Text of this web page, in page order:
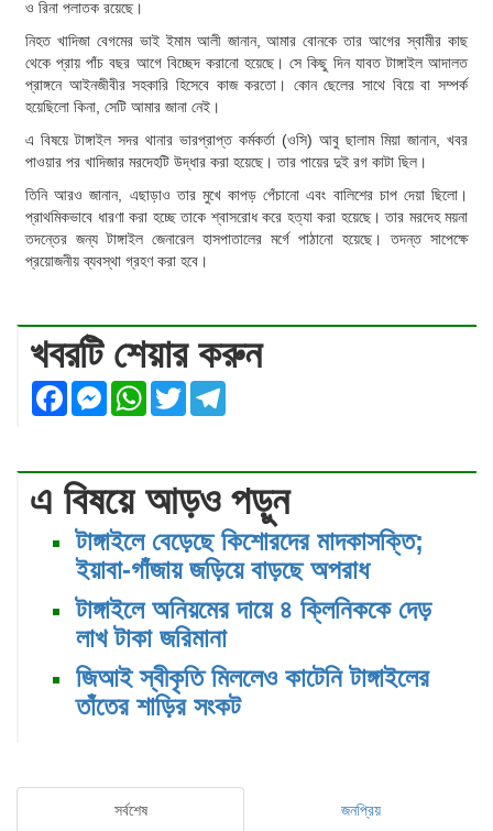
ও রিনা পলাতক রয়েছে।
নিহত খাদিজা বেগমের ভাই ইমাম আলী জানান, আমার বোনকে তার আগের স্বামীর কাছ
থেকে প্রায় পাঁচ বছর আগে বিচ্ছেদ করানো হয়েছে। সে কিছু দিন যাবত টাঙ্গাইল আদালত
প্রাঙ্গনে আইনজীবীর সহকারি হিসেবে কাজ করতো। কোন ছেলের সাথে বিয়ে বা সম্পর্ক
হয়েছিলো কিনা, সেটি আমার জানা নেই।
এ বিষয়ে টাঙ্গাইল সদর থানার ভারপ্রাপ্ত কর্মকর্তা (ওসি) আবু ছালাম মিয়া জানান, খবর
পাওয়ার পর খাদিজার মরদেহটি উদ্ধার করা হয়েছে। তার পায়ের দুই রগ কাটা ছিল।
তিনি আরও জানান, এছাড়াও তার মুখে কাপড় পেঁচানো এবং বালিশের চাপ দেয়া ছিলো।
প্রাথমিকভাবে ধারণা করা হচ্ছে তাকে শ্বাসরোধ করে হত্যা করা হয়েছে। তার মরদেহ ময়না
তদন্তের জন্য টাঙ্গাইল জেনারেল হাসপাতালের মর্গে পাঠানো হয়েছে। তদন্ত সাপেক্ষে
প্রয়োজনীয় ব্যবস্থা গ্রহণ করা হবে।
খবরটি শেয়ার করুন
FacebookMessenger
WhatsApp
Twitter
এ বিষয়ে আড়ও পড়ুন
টাঙ্গাইলে বেড়েছে কিশোরদের মাদকাসক্তি;
ইয়াবা-গাঁজায় জড়িয়ে বাড়ছে অপরাধ
টাঙ্গাইলে অনিয়মের দায়ে ৪ ক্লিনিককে দেড়
লাখ টাকা জরিমানা
জিআই স্বীকৃতি মিললেও কাটেনি টাঙ্গাইলের
তাঁতের শাড়ির সংকট
সর্বশেষ জনপ্রিয়